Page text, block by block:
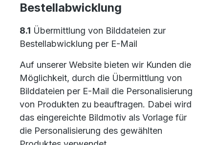
Bestellabwicklung
8.1 Übermittlung von Bilddateien zur
Bestellabwicklung per E-Mail
Auf unserer Website bieten wir Kunden die
Möglichkeit, durch die Übermittlung von
Bilddateien per E-Mail die Personalisierung
von Produkten zu beauftragen. Dabei wird
das eingereichte Bildmotiv als Vorlage für
die Personalisierung des gewählten